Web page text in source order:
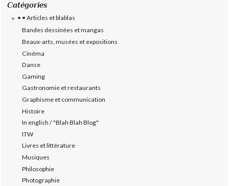
Catégories
• • Articles et blablas
Bandes dessinées et mangas
Beaux-arts, musées et expositions
Cinéma
Danse
Gaming
Gastronomie et restaurants
Graphisme et communication
Histoire
In english / "Blah Blah Blog"
ITW
Livres et littérature
Musiques
Philosophie
Photographie